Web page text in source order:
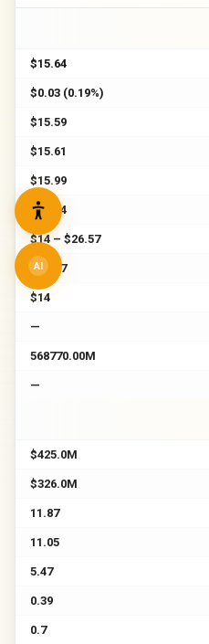
$15.64
$0.03 (0.19%)
$15.59
$15.61
$15.99
$15.54
$14 – $26.57
$26.57
$14
—
568770.00M
—
$425.0M
$326.0M
11.87
11.05
5.47
0.39
0.7
AI